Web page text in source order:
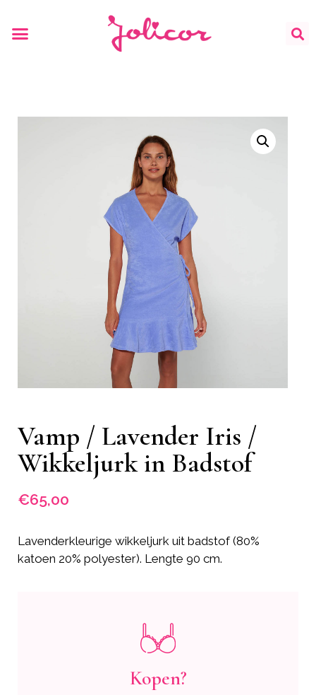
Vamp / Lavender Iris /
Wikkeljurk in Badstof
€65,00
Lavenderkleurige wikkeljurk uit badstof (80%
katoen 20% polyester). Lengte 90 cm.
Kopen?